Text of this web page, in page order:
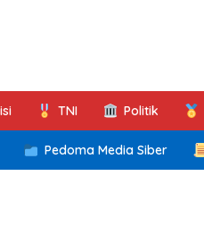
TNI Politik
Pedoma Media Siber